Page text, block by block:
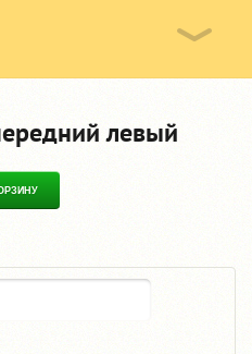
левый